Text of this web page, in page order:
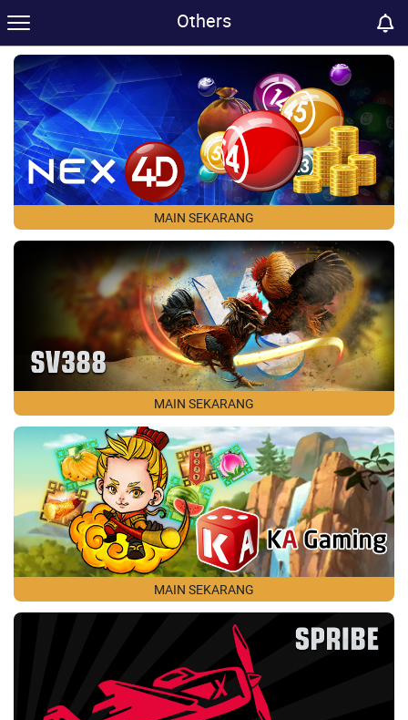
Others
MAIN SEKARANG
MAIN SEKARANG
MAIN SEKARANG